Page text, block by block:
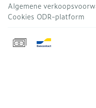
Algemene
Cookies ODR-platform